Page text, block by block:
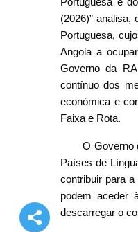
(2026)”
Portuguesa,
Angola a
Governo da
contínuo dos
económica e
Faixa e Rota.
O Governo
Países de
contribuir para
podem aceder
descarregar o